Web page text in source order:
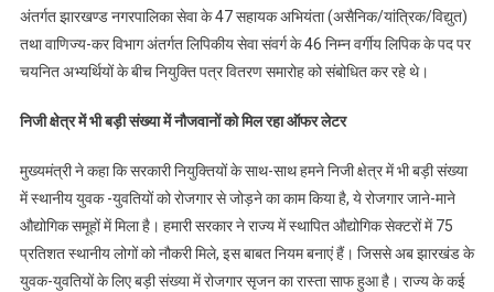
अंतर्गत झारखण्ड नगरपालिका सेवा के 47 सहायक अभियंता (असैनिक/यांत्रिक/विद्युत)
तथा वाणिज्य-कर विभाग अंतर्गत लिपिकीय सेवा संवर्ग के 46 निम्न वर्गीय लिपिक के पद पर
चयनित अभ्यर्थियों के बीच नियुक्ति पत्र वितरण समारोह को संबोधित कर रहे थे।
निजी क्षेत्र में भी बड़ी संख्या में नौजवानों को मिल रहा ऑफर लेटर
मुख्यमंत्री ने कहा कि सरकारी नियुक्तियों के साथ-साथ हमने निजी क्षेत्र में भी बड़ी संख्या
में स्थानीय युवक -युवतियों को रोजगार से जोड़ने का काम किया है, ये रोजगार जाने-माने
औद्योगिक समूहों में मिला है। हमारी सरकार ने राज्य में स्थापित औद्योगिक सेक्टरों में 75
प्रतिशत स्थानीय लोगों को नौकरी मिले, इस बाबत नियम बनाएं हैं। जिससे अब झारखंड के
युवक-युवतियों के लिए बड़ी संख्या में रोजगार सृजन का रास्ता साफ हुआ है। राज्य के कई